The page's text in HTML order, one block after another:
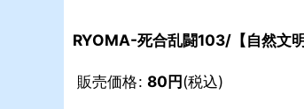
RYOMA-死合乱闘103/【自然文
販売価格: 80円(税込)